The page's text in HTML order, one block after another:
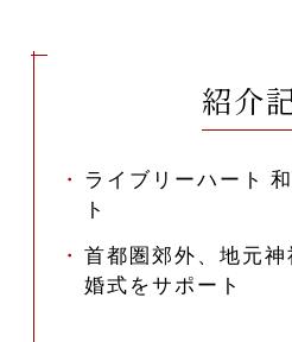
紹介
ライブリーハート
ト
首都圏郊外、地元
婚式をサポート